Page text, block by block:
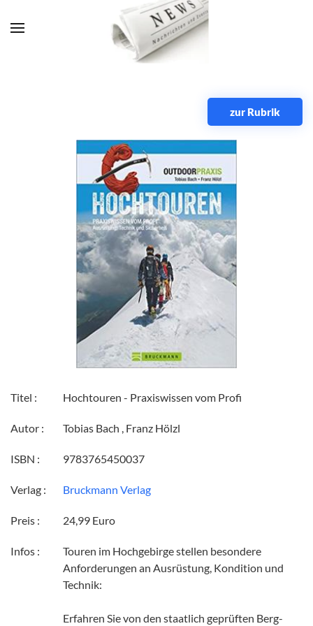
Zum Hauptinhalt springen
zur Rubrik
Titel : Hochtouren - Praxiswissen vom Profi
Autor : Tobias Bach , Franz Hölzl
ISBN : 9783765450037
Verlag : Bruckmann Verlag
Preis : 24,99 Euro
Infos :
Touren im Hochgebirge stellen besondere
Anforderungen an Ausrüstung, Kondition und
Technik:
Erfahren Sie von den staatlich geprüften Berg-